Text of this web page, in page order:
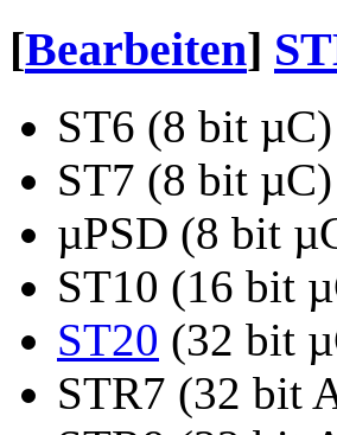
[Bearbeiten]
ST6 (8 bit µC)
ST7 (8 bit µC)
µPSD (8 bit
ST10 (16 bit
ST20 (32 bit
STR7 (32 bit